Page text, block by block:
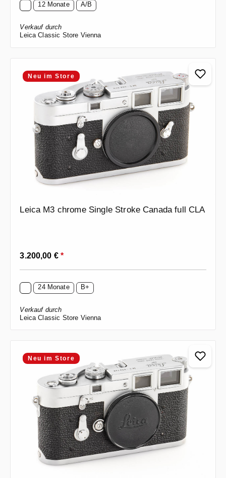
12 Monate A/B
Verkauf durch
Leica Classic Store Vienna
Neu im Store
Leica M3 chrome Single Stroke Canada full CLA
Regulärer Preis:
3.200,00 €*
24 Monate B+
Verkauf durch
Leica Classic Store Vienna
Neu im Store